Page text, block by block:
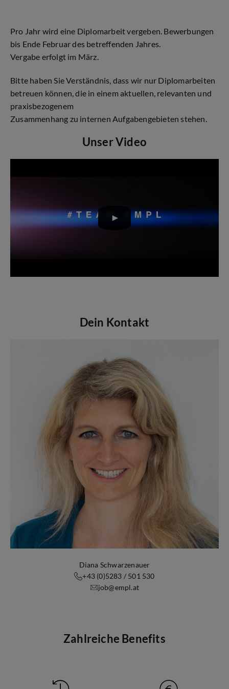
Pro Jahr wird eine Diplomarbeit vergeben. Bewerbungen
bis Ende Februar des betreffenden Jahres.
Vergabe erfolgt im März.
Bitte haben Sie Verständnis, dass wir nur Diplomarbeiten
betreuen können, die in einem aktuellen, relevanten und
praxisbezogenem
Zusammenhang zu internen Aufgabengebieten stehen.
Unser Video
Dein Kontakt
Diana Schwarzenauer
+43 (0)5283 / 501 530
job@empl.at
Zahlreiche Benefits